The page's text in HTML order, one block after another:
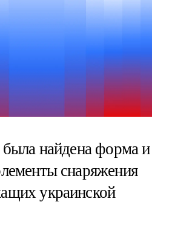
найдена форма и
снаряжения
украинской